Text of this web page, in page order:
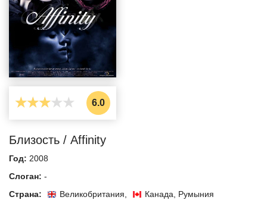
6.0
Близость / Affinity
Год: 2008
Слоган: -
Страна:
Великобритания, Канада, Румыния